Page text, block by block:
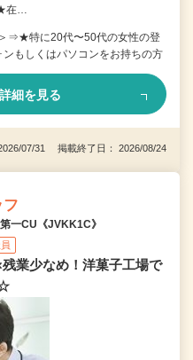
★在…
⇒★特に20代〜50代の女性の登
しくはパソコンをお持ちの方
詳細を見る
07/31 掲載終了日： 2026/08/24
一CU《JVKK1C》
業少なめ！洋菓子工場で